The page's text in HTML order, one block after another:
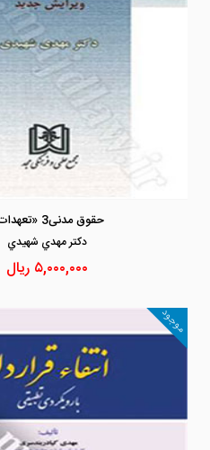
حقوق مدنی3 «تعهدات»
دكتر مهدي شهيدي
۵,۰۰۰,۰۰۰ ریال
موجود